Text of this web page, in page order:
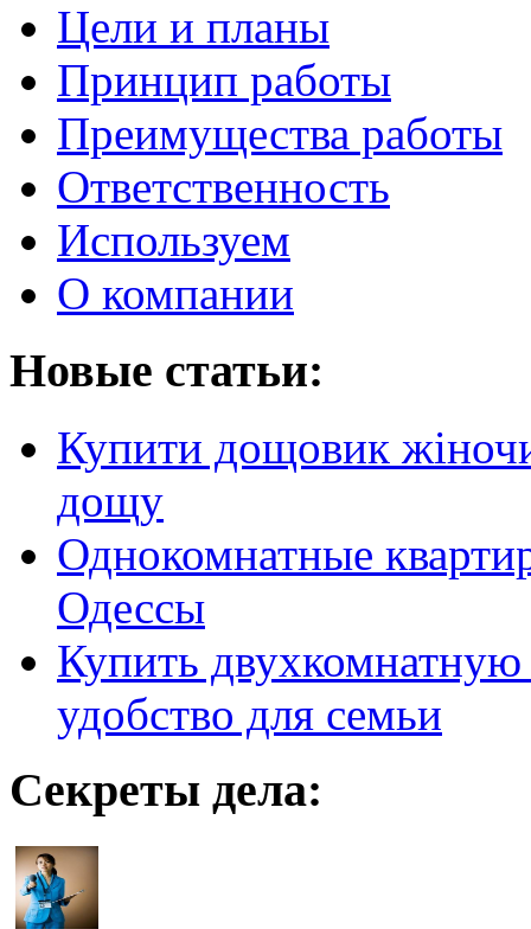
Цели и планы
Принцип работы
Преимущества работы
Ответственность
Используем
О компании
Новые статьи:
Купити дощовик
дощу
Однокомнатные
Одессы
Купить
удобство для семьи
Секреты дела: